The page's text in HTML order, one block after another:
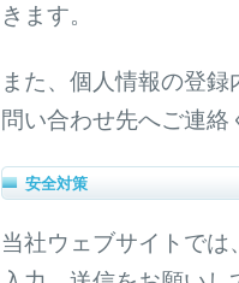
きます。
また、個人情報の登
問い合わせ先へご連絡
安全対策
当社ウェブサイトで